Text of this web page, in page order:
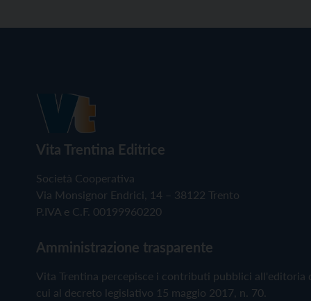
Vita Trentina Editrice
Società Cooperativa
Via Monsignor Endrici, 14 – 38122 Trento
P.IVA e C.F. 00199960220
Amministrazione trasparente
Vita Trentina percepisce i contributi pubblici all'editoria
cui al decreto legislativo 15 maggio 2017, n. 70.